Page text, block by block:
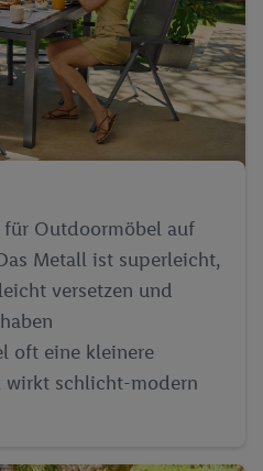
Outdoormöbel auf
Metall ist superleicht,
versetzen und
oft eine kleinere
wirkt schlicht-modern